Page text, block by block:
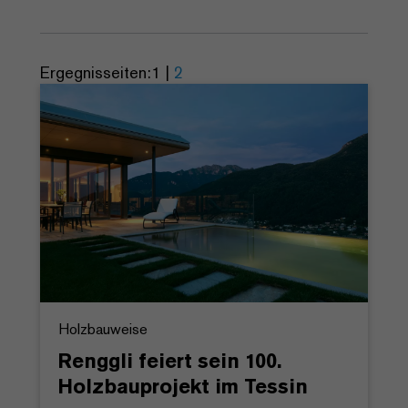
Ergegnisseiten:1 | 2
Holzbauweise
Renggli feiert sein 100.
Holzbauprojekt im Tessin